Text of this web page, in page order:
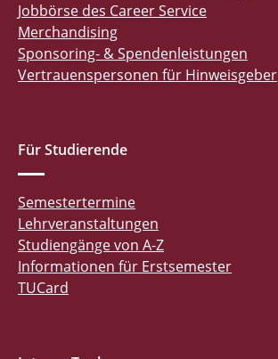
Jobbörse des Career Service
Merchandising
Sponsoring- & Spendenleistungen
Vertrauenspersonen für Hinweisgeber
Für Studierende
Semestertermine
Lehrveranstaltungen
Studiengänge von A-Z
Informationen für Erstsemester
TUCard